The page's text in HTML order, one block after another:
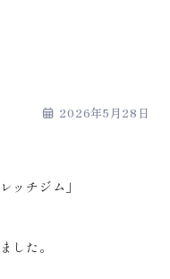
2026年5月28日
ッチジム」
した。